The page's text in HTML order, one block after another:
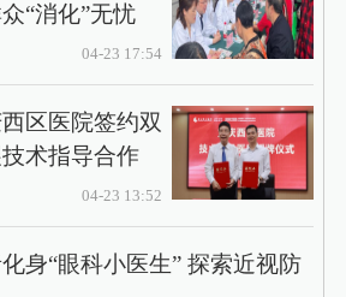
“消化”无忧
04-23 17:54
区医院签约双
术指导合作
04-23 13:52
身“眼科小医生” 探索近视防